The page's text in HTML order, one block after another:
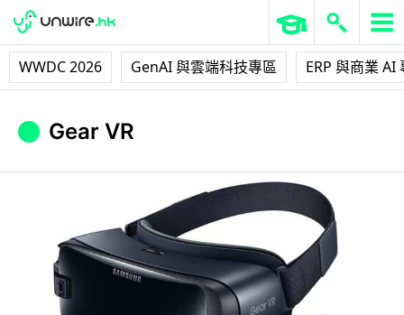
WWDC 2026 GenAI 與雲端科技專區 ERP 與商業 AI
Gear VR